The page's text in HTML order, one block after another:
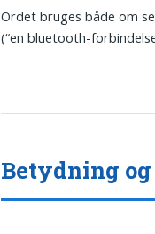
Ordet bruges både om
(“en bluetooth-
Betydning